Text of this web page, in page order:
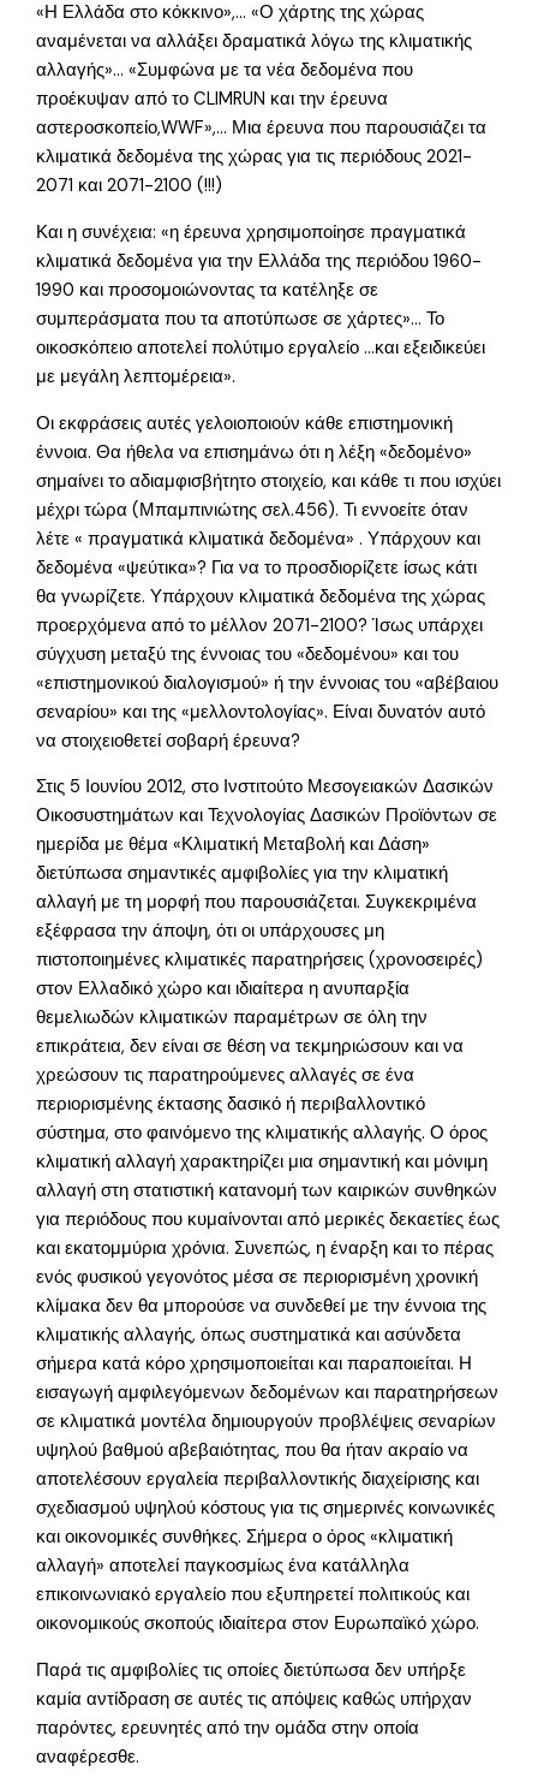
«Η Ελλάδα στο κόκκινο»,… «Ο χάρτης της χώρας
αναμένεται να αλλάξει δραματικά λόγω της κλιματικής
αλλαγής»… «Συμφώνα με τα νέα δεδομένα που
προέκυψαν από το CLIMRUN και την έρευνα
αστεροσκοπείο,WWF»,… Μια έρευνα που παρουσιάζει τα
κλιματικά δεδομένα της χώρας για τις περιόδους 2021-
2071 και 2071-2100 (!!!)
Και η συνέχεια: «η έρευνα χρησιμοποίησε πραγματικά
κλιματικά δεδομένα για την Ελλάδα της περιόδου 1960-
1990 και προσομοιώνοντας τα κατέληξε σε
συμπεράσματα που τα αποτύπωσε σε χάρτες»… Το
οικοσκόπειο αποτελεί πολύτιμο εργαλείο …και εξειδικεύει
με μεγάλη λεπτομέρεια».
Οι εκφράσεις αυτές γελοιοποιούν κάθε επιστημονική
έννοια. Θα ήθελα να επισημάνω ότι η λέξη «δεδομένο»
σημαίνει το αδιαμφισβήτητο στοιχείο, και κάθε τι που ισχύει
μέχρι τώρα (Μπαμπινιώτης σελ.456). Τι εννοείτε όταν
λέτε « πραγματικά κλιματικά δεδομένα» . Υπάρχουν και
δεδομένα «ψεύτικα»? Για να το προσδιορίζετε ίσως κάτι
θα γνωρίζετε. Υπάρχουν κλιματικά δεδομένα της χώρας
προερχόμενα από το μέλλον 2071-2100? Ίσως υπάρχει
σύγχυση μεταξύ της έννοιας του «δεδομένου» και του
«επιστημονικού διαλογισμού» ή την έννοιας του «αβέβαιου
σεναρίου» και της «μελλοντολογίας». Είναι δυνατόν αυτό
να στοιχειοθετεί σοβαρή έρευνα?
Στις 5 Ιουνίου 2012, στο Ινστιτούτο Μεσογειακών Δασικών
Οικοσυστημάτων και Τεχνολογίας Δασικών Προϊόντων σε
ημερίδα με θέμα «Κλιματική Μεταβολή και Δάση»
διετύπωσα σημαντικές αμφιβολίες για την κλιματική
αλλαγή με τη μορφή που παρουσιάζεται. Συγκεκριμένα
εξέφρασα την άποψη, ότι οι υπάρχουσες μη
πιστοποιημένες κλιματικές παρατηρήσεις (χρονοσειρές)
στον Ελλαδικό χώρο και ιδιαίτερα η ανυπαρξία
θεμελιωδών κλιματικών παραμέτρων σε όλη την
επικράτεια, δεν είναι σε θέση να τεκμηριώσουν και να
χρεώσουν τις παρατηρούμενες αλλαγές σε ένα
περιορισμένης έκτασης δασικό ή περιβαλλοντικό
σύστημα, στο φαινόμενο της κλιματικής αλλαγής. Ο όρος
κλιματική αλλαγή χαρακτηρίζει μια σημαντική και μόνιμη
αλλαγή στη στατιστική κατανομή των καιρικών συνθηκών
για περιόδους που κυμαίνονται από μερικές δεκαετίες έως
και εκατομμύρια χρόνια. Συνεπώς, η έναρξη και το πέρας
ενός φυσικού γεγονότος μέσα σε περιορισμένη χρονική
κλίμακα δεν θα μπορούσε να συνδεθεί με την έννοια της
κλιματικής αλλαγής, όπως συστηματικά και ασύνδετα
σήμερα κατά κόρο χρησιμοποιείται και παραποιείται. Η
εισαγωγή αμφιλεγόμενων δεδομένων και παρατηρήσεων
σε κλιματικά μοντέλα δημιουργούν προβλέψεις σεναρίων
υψηλού βαθμού αβεβαιότητας, που θα ήταν ακραίο να
αποτελέσουν εργαλεία περιβαλλοντικής διαχείρισης και
σχεδιασμού υψηλού κόστους για τις σημερινές κοινωνικές
και οικονομικές συνθήκες. Σήμερα ο όρος «κλιματική
αλλαγή» αποτελεί παγκοσμίως ένα κατάλληλα
επικοινωνιακό εργαλείο που εξυπηρετεί πολιτικούς και
οικονομικούς σκοπούς ιδιαίτερα στον Ευρωπαϊκό χώρο.
Παρά τις αμφιβολίες τις οποίες διετύπωσα δεν υπήρξε
καμία αντίδραση σε αυτές τις απόψεις καθώς υπήρχαν
παρόντες, ερευνητές από την ομάδα στην οποία
αναφέρεσθε.